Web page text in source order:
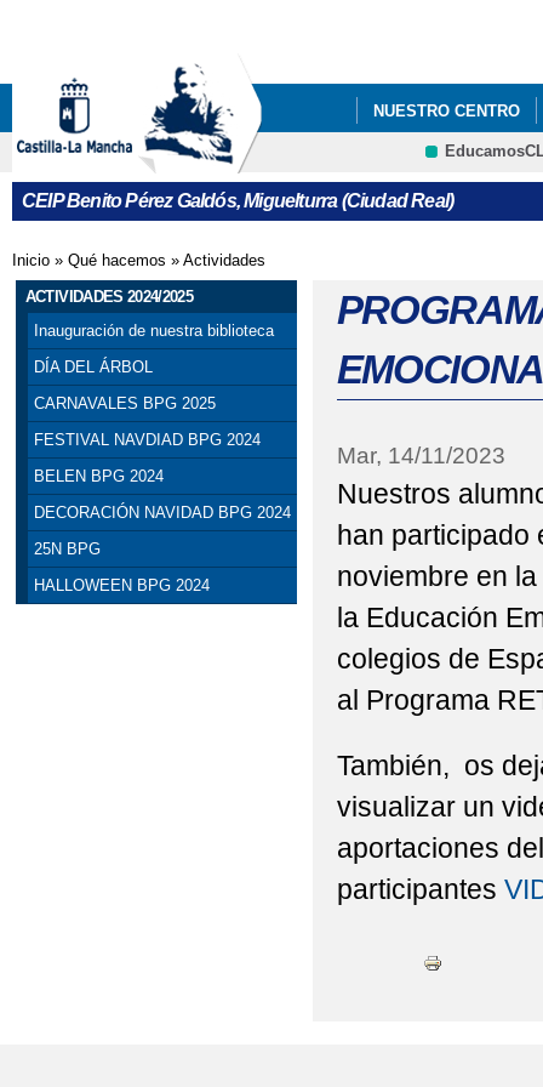
NUESTRO CENTRO
ACTIVIDADES 2024/
CRFP
CEIP Benito Pérez Galdós, Miguelturra (Ciudad Real)
Se encuentra usted aquí
Inicio » Qué hacemos » Actividades
ACTIVIDADES 2024/2025
Inauguración de nuestra biblioteca
DÍA DEL ÁRBOL
CARNAVALES BPG 2025
FESTIVAL NAVDIAD BPG 2024
BELEN BPG 2024
DECORACIÓN NAVIDAD BPG 2024
25N BPG
HALLOWEEN BPG 2024
Mar, 14/11/2023
Nuestros
han participado
noviembre en
la Educación
colegios de
al Programa
También, os
visualizar un
aportaciones
participantes